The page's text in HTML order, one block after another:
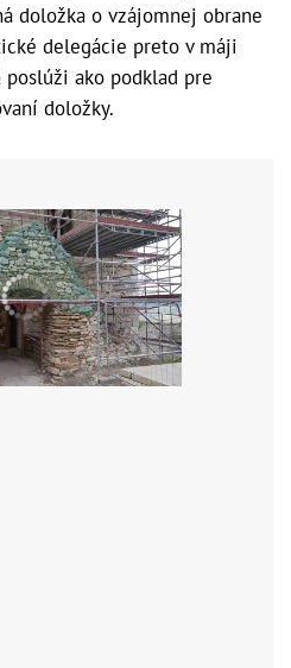
doložka o vzájomnej obrane
delegácie preto v máji
ako podklad pre
doložky.